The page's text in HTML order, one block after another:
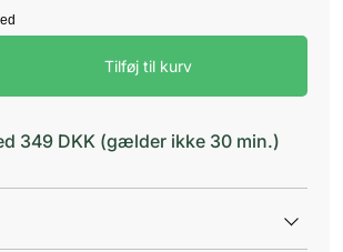
Tilføj til kurv
349 DKK (gælder ikke 30 min.)